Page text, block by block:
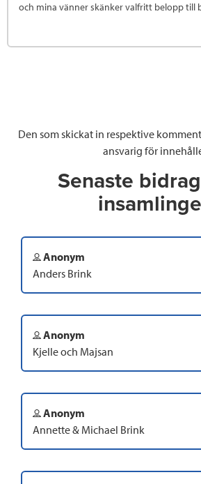
och mina vänner skänker valfritt belopp till
Den som skickat in respektive
ansvarig för
Senaste
Anonym
Anders Brink
Anonym
Kjelle och Majsan
Anonym
Annette & Michael Brink